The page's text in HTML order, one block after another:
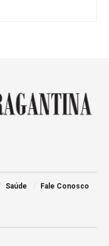
Saúde Fale Conosco